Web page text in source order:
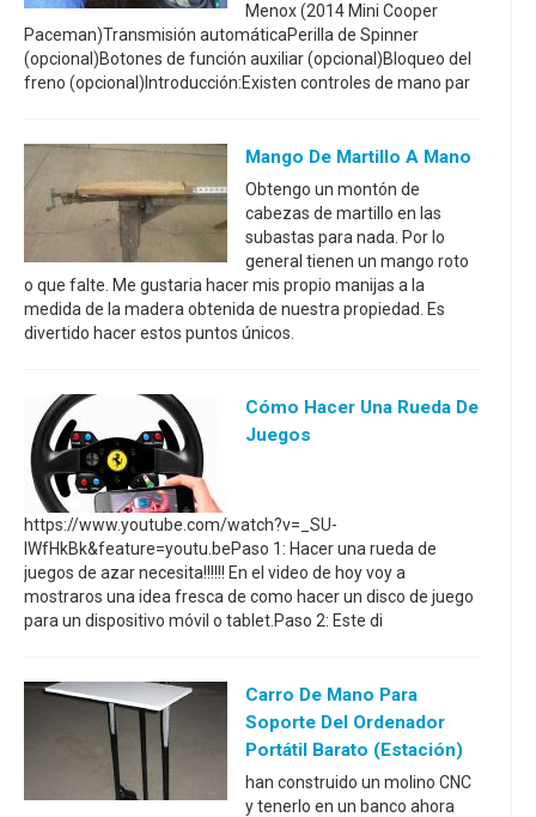
Menox (2014 Mini Cooper
Paceman)Transmisión automáticaPerilla de Spinner
(opcional)Botones de función auxiliar (opcional)Bloqueo del
freno (opcional)Introducción:Existen controles de mano par
Mango De Martillo A Mano
Obtengo un montón de
cabezas de martillo en las
subastas para nada. Por lo
general tienen un mango roto
o que falte. Me gustaria hacer mis propio manijas a la
medida de la madera obtenida de nuestra propiedad. Es
divertido hacer estos puntos únicos.
Cómo Hacer Una Rueda De
Juegos
https://www.youtube.com/watch?v=_SU-
IWfHkBk&feature=youtu.bePaso 1: Hacer una rueda de
juegos de azar necesita!!!!!! En el video de hoy voy a
mostraros una idea fresca de como hacer un disco de juego
para un dispositivo móvil o tablet.Paso 2: Este di
Carro De Mano Para
Soporte Del Ordenador
Portátil Barato (estación)
han construido un molino CNC
y tenerlo en un banco ahora